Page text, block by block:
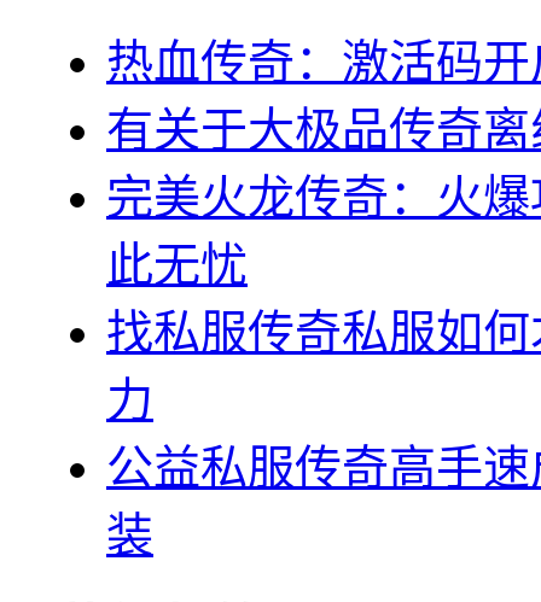
热血传奇：激活码
有关于大极品传奇
完美火龙传奇：火
此无忧
找私服传奇私服如
力
公益私服传奇高手
装